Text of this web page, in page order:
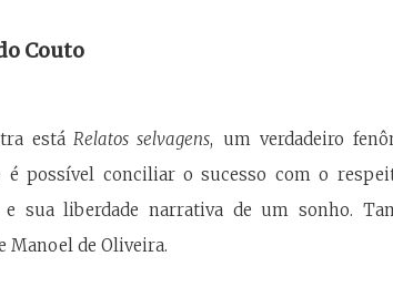
Couto
está Relatos selvagens, um verdadeiro
possível conciliar o sucesso com o
e sua liberdade narrativa de um sonho.
Manoel de Oliveira.